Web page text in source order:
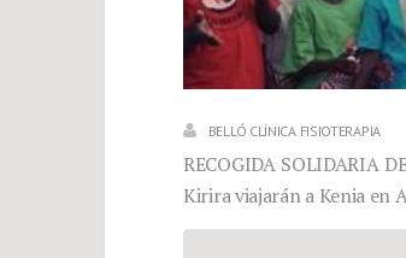
BELLÓ CLÍNICA FISIOTERAPIA
RECOGIDA SOLIDARIA
Kirira viajarán a Kenia en